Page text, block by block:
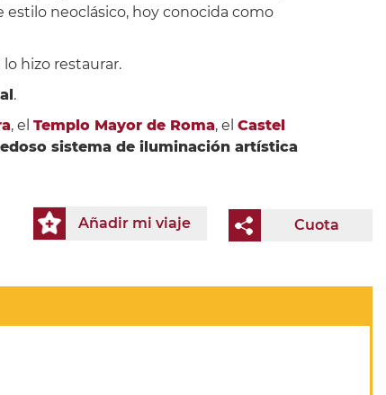
neoclásico, hoy conocida como
hizo restaurar.
.
, el Templo Mayor de Roma, el Castel
sistema de iluminación artística
Cuota
Añadir mi viaje